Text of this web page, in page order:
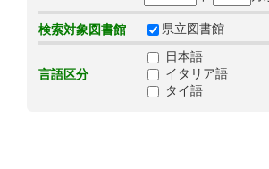
検索対象図書館 県立図書館
言語区分
日本語
イタリア語
タイ語